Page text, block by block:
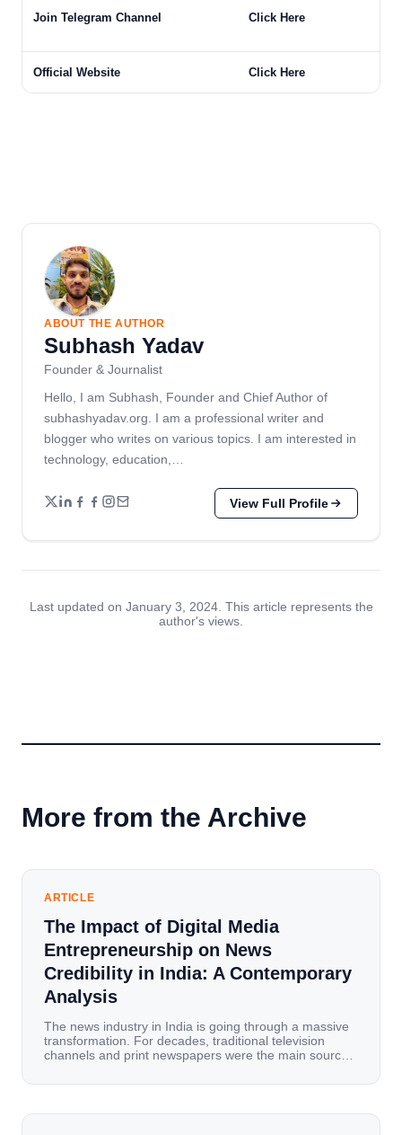
Join Telegram Channel Click Here
Official Website Click Here
ABOUT THE AUTHOR
Subhash Yadav
Founder & Journalist
Hello, I am Subhash, Founder and Chief Author of
subhashyadav.org. I am a professional writer and
blogger who writes on various topics. I am interested in
technology, education,…
View Full Profile
Last updated on January 3, 2024. This article represents the
author's views.
More from the Archive
ARTICLE
The Impact of Digital Media
Entrepreneurship on News
Credibility in India: A Contemporary
Analysis
The news industry in India is going through a massive
transformation. For decades, traditional television
channels and print newspapers were the main sources
mobile data, affordable smartphones, and high-speed
has become a mobile-first market where consumers